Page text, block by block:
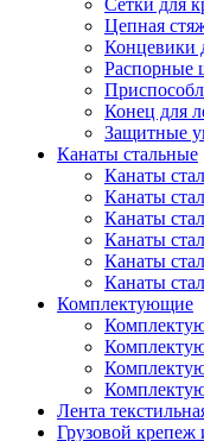
Сетки для
Цепная
Концевики
Распорные
Конец для
Защитные
Канаты стальные
Канаты
Канаты
Канаты
Канаты
Канаты
Канаты
Комплектующие
Лента
Грузовой крепеж